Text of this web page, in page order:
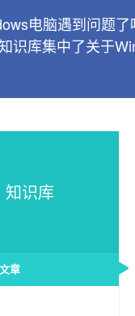
电脑遇到问题了
识库集中了关于
知识库
章